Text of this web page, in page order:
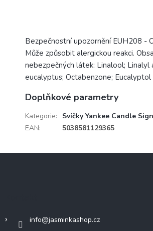
Bezpečnostní upozornění EUH208 -
Může způsobit alergickou reakci.
nebezpečných látek: Linalool; Linalyl
eucalyptus; Octabenzone; Eucalyptol
Doplňkové parametry
Kategorie:
Svíčky Yankee Candle
EAN: 5038581129365
info@jasminkashop.cz